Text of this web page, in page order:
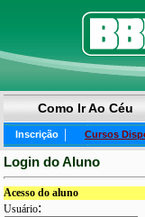
Como Ir Ao Céu
Inscrição | Cursos
Login do Aluno
Acesso do aluno
Usuário: